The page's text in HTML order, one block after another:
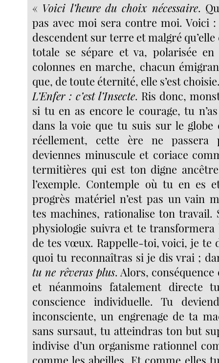
« Voici l’heure du choix nécessaire.
pas avec moi sera contre moi. Voici :
descendent sur terre et malgré
totale se sépare et va, polarisée en
colonnes en marche, chacun
que, de toute éternité, elle s’est
L’Enfer : c’est l’Insecte. Ris donc,
si tu en as encore le courage, tu
dans la voie que tu suis sur le globe
réellement, cette ère ne
deviennes minuscule et coriace
termitières qui est ton digne
l’exemple. Contemple où tu en es
progrès matériel n’est pas un vain
tes machines, rationalise ton travail.
physiologie suivra et te transformera
de tes vœux. Rappelle-toi, voici, je te
quoi tu reconnaîtras si je dis vrai ;
tu ne rêveras plus. Alors,
et néanmoins fatalement directe
conscience individuelle. Tu
inconsciente, un engrenage de ta
sans sursaut, tu atteindras ton but
indivise d’un organisme rationnel